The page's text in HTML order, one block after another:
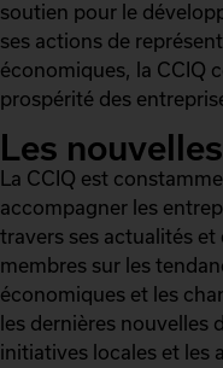
soutien pour le
ses actions de
économiques, la CCIQ
prospérité des
Les
La CCIQ est
accompagner les
travers ses actualités
membres sur les
économiques et les
les dernières nouvelles
initiatives locales et les